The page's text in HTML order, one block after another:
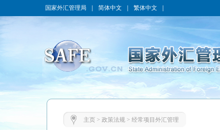
国家外汇管理局 简体中文 繁体中文
主页> 政策法规> 经常项目外汇管理